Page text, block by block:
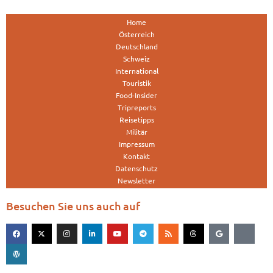
Home
Österreich
Deutschland
Schweiz
International
Touristik
Food-Insider
Tripreports
Reisetipps
Militär
Impressum
Kontakt
Datenschutz
Newsletter
Besuchen Sie uns auch auf